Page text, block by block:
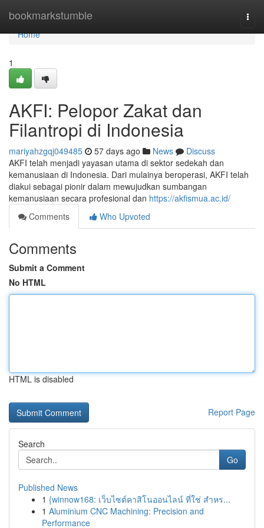
bookmarkstumble
Home
Home
1
AKFI: Pelopor Zakat dan
Filantropi di Indonesia
mariyahzgqj049485 57 days ago News
Discuss
AKFI telah menjadi yayasan utama di sektor sedekah dan
kemanusiaan di Indonesia. Dari mulainya beroperasi, AKFI telah
diakui sebagai pionir dalam mewujudkan sumbangan
kemanusiaan secara profesional dan https://akfismua.ac.id/
Comments
Who Upvoted
Comments
Submit a Comment
No HTML
HTML is disabled
Report Page
Search
Go
Published News
1 {winnow168: เว็บไซต์คาสิโนออนไลน์ ที่ใช่ สำหร...
1 Aluminium CNC Machining: Precision and
Performance